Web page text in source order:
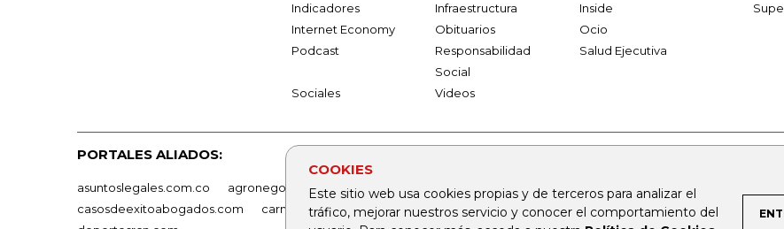
COOKIES
Este sitio web usa cookies propias y de terceros para analizar el
tráfico, mejorar nuestros servicio y conocer el comportamiento del
Indicadores
Infraestructura
Inside
Internet Economy
Obituarios
Ocio
Podcast
Responsabilidad
Social
Salud Ejecutiva
Sociales Videos
PORTALES ALIADOS:
asuntoslegales.com.co agronegocios.co empresas.larepublica.co firmasdeabogados.com
casosdeexitoabogados.com
carnavalindustriacultural.com canalrcn.com rcnradio.com noticiasrcn.com